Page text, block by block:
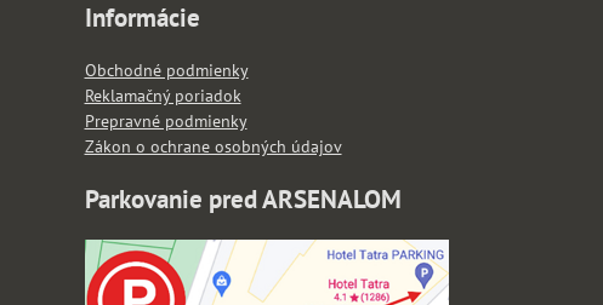
Informácie
Obchodné podmienky
Reklamačný poriadok
Prepravné podmienky
Zákon o ochrane osobných údajov
Parkovanie pred ARSENALOM